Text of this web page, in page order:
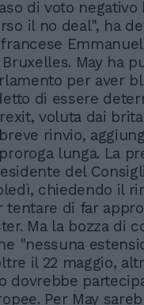
di voto
il no deal", ha
May ha
per aver
di essere
voluta dai
rinvio,
lunga. La
del
chiedendo il
tentare di far
Ma la bozza di
"nessuna
il 22 maggio,
dovrebbe
Per May